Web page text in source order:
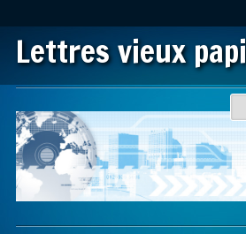
Lettres vieux
Main menu